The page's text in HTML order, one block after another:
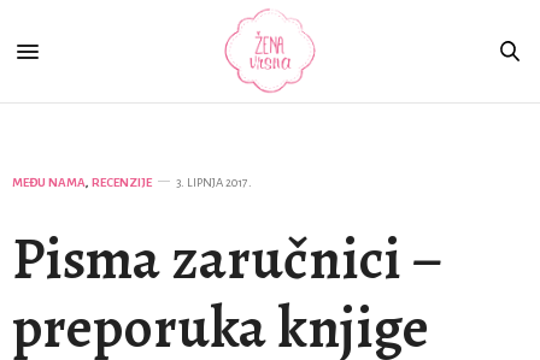
MEĐU NAMA, RECENZIJE 3. LIPNJA 2017.
Pisma zaručnici –
preporuka knjige